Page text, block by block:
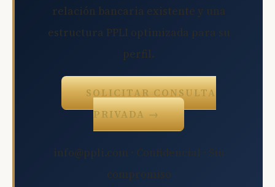
relación bancaria existente y una
estructura PPLI optimizada para su
perfil.
SOLICITAR CONSULTA
PRIVADA →
info@ppli.com · Confidencial · Sin
compromiso